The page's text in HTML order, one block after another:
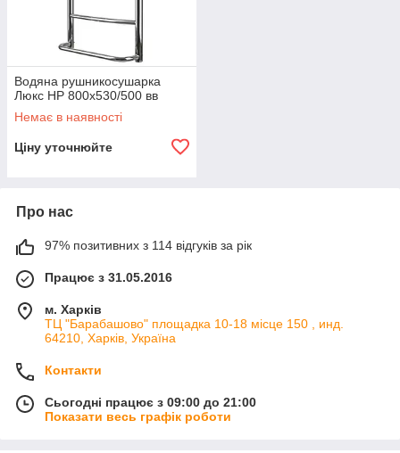
Водяна рушникосушарка
Люкс HP 800х530/500 вв
Немає в наявності
Ціну уточнюйте
Про нас
97% позитивних з 114 відгуків за рік
Працює з 31.05.2016
м. Харків
ТЦ "Барабашово" площадка 10-18 місце 150 , инд.
64210, Харків, Україна
Контакти
Сьогодні працює з 09:00 до 21:00
Показати весь графік роботи